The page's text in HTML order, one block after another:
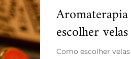
escolher
Como escolher